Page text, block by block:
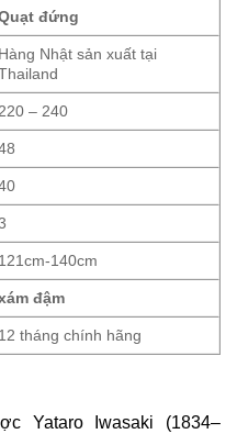
đứng
Hàng Nhật sản xuất tại
220 – 240
121cm-140cm
đậm
12 tháng chính hãng
Yataro Iwasaki (1834–